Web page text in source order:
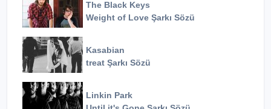
The Black Keys
Weight of Love Şarkı Sözü
Kasabian
treat Şarkı Sözü
Linkin Park